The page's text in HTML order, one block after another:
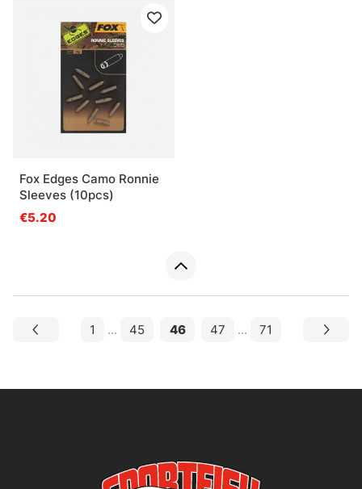
Fox Edges Camo Ronnie
Sleeves (10pcs)
€5.20
1 ... 45 46 47 ... 71